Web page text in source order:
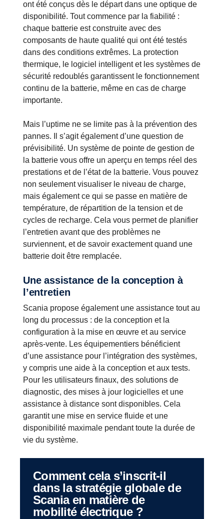
ont été conçus dès le départ dans une optique de
disponibilité. Tout commence par la fiabilité :
chaque batterie est construite avec des
composants de haute qualité qui ont été testés
dans des conditions extrêmes. La protection
thermique, le logiciel intelligent et les systèmes de
sécurité redoublés garantissent le fonctionnement
continu de la batterie, même en cas de charge
importante.
Mais l’uptime ne se limite pas à la prévention des
pannes. Il s’agit également d’une question de
prévisibilité. Un système de pointe de gestion de
la batterie vous offre un aperçu en temps réel des
prestations et de l’état de la batterie. Vous pouvez
non seulement visualiser le niveau de charge,
mais également ce qui se passe en matière de
température, de répartition de la tension et de
cycles de recharge. Cela vous permet de planifier
l’entretien avant que des problèmes ne
surviennent, et de savoir exactement quand une
batterie doit être remplacée.
Une assistance de la conception à
l’entretien
Scania propose également une assistance tout au
long du processus : de la conception et la
configuration à la mise en œuvre et au service
après-vente. Les équipementiers bénéficient
d’une assistance pour l’intégration des systèmes,
y compris une aide à la conception et aux tests.
Pour les utilisateurs finaux, des solutions de
diagnostic, des mises à jour logicielles et une
assistance à distance sont disponibles. Cela
garantit une mise en service fluide et une
disponibilité maximale pendant toute la durée de
vie du système.
Comment cela s’inscrit-il
dans la stratégie globale de
Scania en matière de
mobilité électrique ?